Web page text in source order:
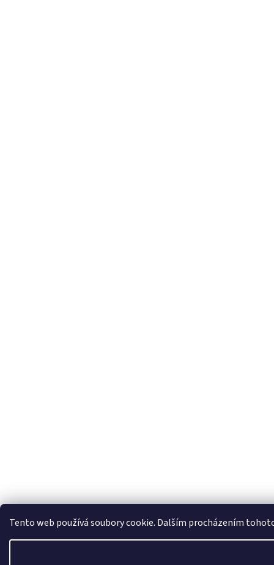
Tento web používá soubory cookie. Dalším procházením